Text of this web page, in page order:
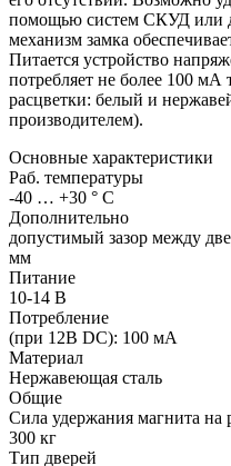
помощью систем СКУД или
механизм замка
Питается устройство
потребляет не более 100
расцветки: белый и
производителем).
Основные характеристики
Раб. температуры
-40 … +30 ° С
Дополнительно
допустимый зазор между
мм
Питание
10-14 В
Потребление
(при 12В DC): 100 мА
Материал
Нержавеющая сталь
Общие
Сила удержания магнита
300 кг
Тип дверей